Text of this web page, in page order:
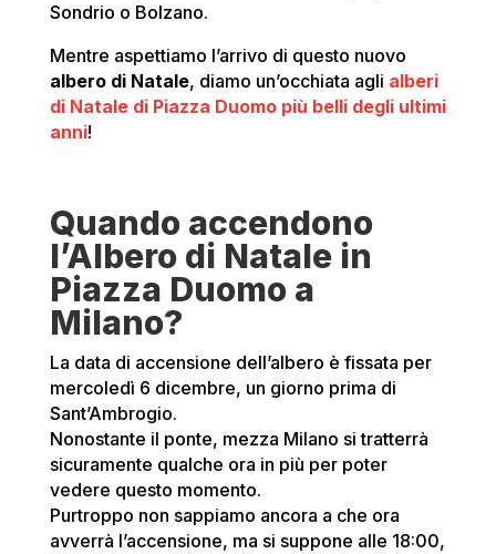
Sondrio o Bolzano.
Mentre aspettiamo l’arrivo di questo nuovo
albero di Natale, diamo un’occhiata agli alberi
di Natale di Piazza Duomo più belli degli ultimi
anni!
Quando accendono
l’Albero di Natale in
Piazza Duomo a
Milano?
La data di accensione dell’albero è fissata per
mercoledì 6 dicembre, un giorno prima di
Sant’Ambrogio.
Nonostante il ponte, mezza Milano si tratterrà
sicuramente qualche ora in più per poter
vedere questo momento.
Purtroppo non sappiamo ancora a che ora
avverrà l’accensione, ma si suppone alle 18:00,